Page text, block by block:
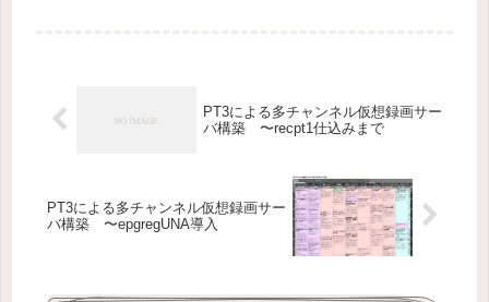
PT3による多チャンネル仮想録画サー
バ構築 〜recpt1仕込みまで
PT3による多チャンネル仮想録画サー
バ構築 〜epgregUNA導入